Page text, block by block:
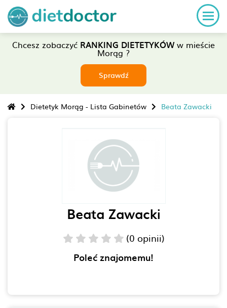
Chcesz zobaczyć RANKING DIETETYKÓWw mieście
Morąg ?
Sprawdź
Dietetyk Morąg - Lista Gabinetów Beata Zawacki
Beata Zawacki
(0 opinii)
Poleć znajomemu!